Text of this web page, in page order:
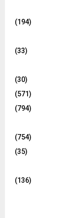
(194)
(33)
(30)
(571)
(794)
(754)
(35)
(136)